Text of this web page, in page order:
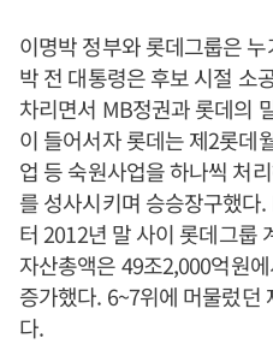
이명박 정부와 롯데그룹은
박 전 대통령은 후보 시절 소
차리면서 MB정권과 롯데의
이 들어서자 롯데는 제2롯데
업 등 숙원사업을 하나씩 처
를 성사시키며 승승장구했
터 2012년 말 사이 롯데그룹
자산총액은 49조2,000억원
증가했다. 6~7위에 머물렀던
다.